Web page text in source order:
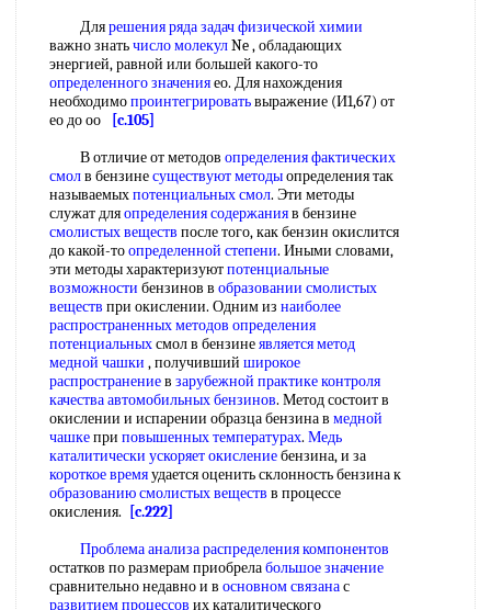
Длярешения рядазадач физической химии
важно знатьчисло молекулNe , обладающих
энергией, равной или большей какого-то
определенного значенияео. Для нахождения
необходимопроинтегрироватьвыражение (И1,67) от
ео до оо
[c.105]
В отличие от методов определения фактических
смолв бензинесуществуют методыопределения так
называемыхпотенциальных смол. Эти методы
служат дляопределения содержанияв бензине
смолистых веществ после того, как бензин окислится
до какой-тоопределенной степени. Иными словами,
эти методы характеризуютпотенциальные
возможности бензинов в образовании смолистых
веществ при окислении. Одним из наиболее
распространенныхметодов определения
потенциальныхсмол в бензинеявляется метод
медной чашки , получивший широкое
распространениев зарубежной практикеконтроля
качестваавтомобильных бензинов. Метод состоит в
окислении и испарении образца бензина в медной
чашкепри повышенных температурах. Медь
каталитически ускоряет окислениебензина, и за
короткое времяудается оценить склонность бензина к
образованию смолистых веществ в процессе
окисления.
[c.222]
Проблема анализараспределения компонентов
остатков по размерам приобрелабольшое значение
сравнительно недавно и в основном связанас
развитием процессов их каталитического